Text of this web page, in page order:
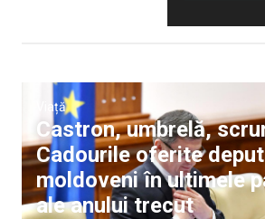
Viață
Castron, umbrelă,
Cadourile oferite
moldoveni în ultimele
ale anului trecut